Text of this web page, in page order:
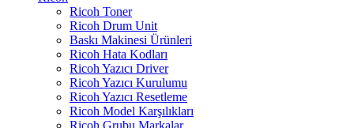
Ricoh Toner
Ricoh Drum Unit
Baskı Makinesi Ürünleri
Ricoh Hata Kodları
Ricoh Yazıcı Driver
Ricoh Yazıcı Kurulumu
Ricoh Yazıcı Resetleme
Ricoh Model Karşılıkları